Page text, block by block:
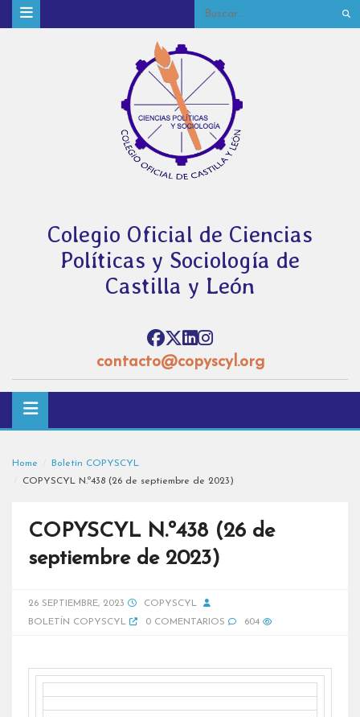
Colegio Oficial de Ciencias
Políticas y Sociología de
Castilla y León
contacto@copyscyl.org
Home
Boletín COPYSCYL
COPYSCYL N.º438 (26 de septiembre de 2023)
COPYSCYL N.º438 (26 de
septiembre de 2023)
26 SEPTIEMBRE, 2023
COPYSCYL
BOLETÍN COPYSCYL
0 COMENTARIOS 604